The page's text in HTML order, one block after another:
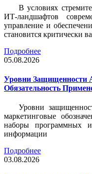
В условиях
ИТ-ландшафтов
управление и
становится критически
Подробнее
05.08.2026
Уровни Защищенности
Обязательность
Уровни
маркетинговые
наборы программных
информации
Подробнее
03.08.2026